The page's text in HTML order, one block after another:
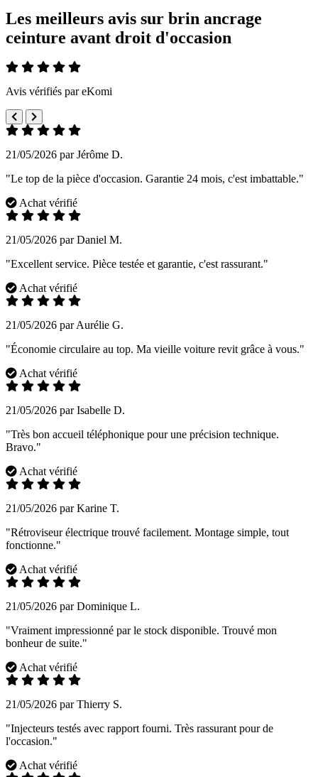
Les meilleurs avis sur brin ancrage
ceinture avant droit d'occasion
Avis vérifiés par eKomi
21/05/2026 par Jérôme D.
"Le top de la pièce d'occasion. Garantie 24 mois, c'est imbattable."
Achat vérifié
21/05/2026 par Daniel M.
"Excellent service. Pièce testée et garantie, c'est rassurant."
Achat vérifié
21/05/2026 par Aurélie G.
"Économie circulaire au top. Ma vieille voiture revit grâce à vous."
Achat vérifié
21/05/2026 par Isabelle D.
"Très bon accueil téléphonique pour une précision technique.
Bravo."
Achat vérifié
21/05/2026 par Karine T.
"Rétroviseur électrique trouvé facilement. Montage simple, tout
fonctionne."
Achat vérifié
21/05/2026 par Dominique L.
"Vraiment impressionné par le stock disponible. Trouvé mon
bonheur de suite."
Achat vérifié
21/05/2026 par Thierry S.
"Injecteurs testés avec rapport fourni. Très rassurant pour de
l'occasion."
Achat vérifié